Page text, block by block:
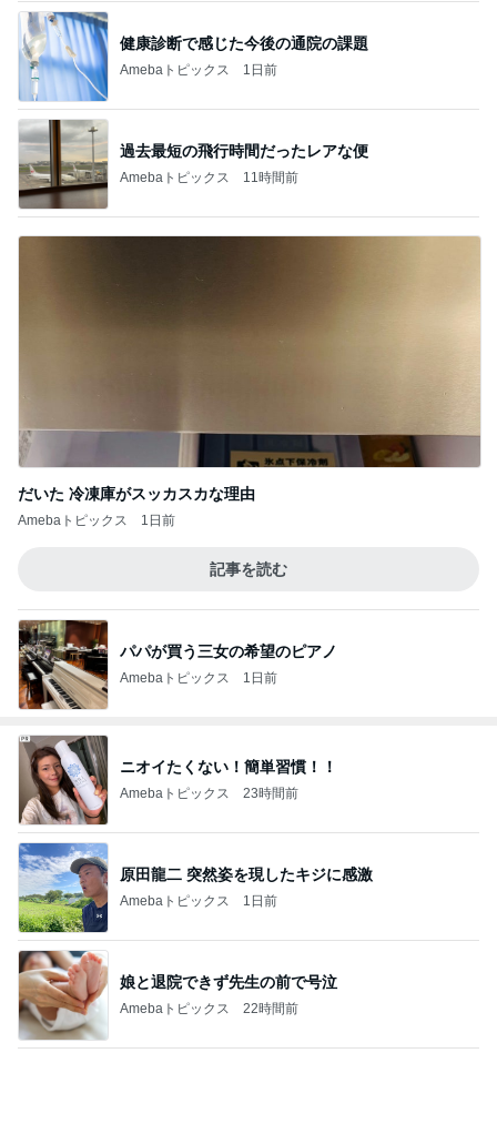
健康診断で感じた今後の通院の課題
Amebaトピックス 1日前
過去最短の飛行時間だったレアな便
Amebaトピックス 11時間前
だいた 冷凍庫がスッカスカな理由
Amebaトピックス 1日前
記事を読む
パパが買う三女の希望のピアノ
Amebaトピックス 1日前
ニオイたくない！簡単習慣！！
Amebaトピックス 23時間前
原田龍二 突然姿を現したキジに感激
Amebaトピックス 1日前
娘と退院できず先生の前で号泣
Amebaトピックス 22時間前